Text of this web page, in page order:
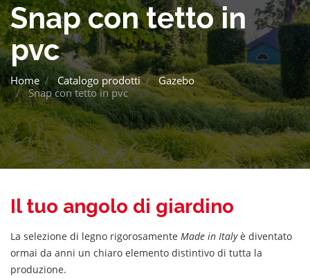
Snap con tetto in
pvc
Home Catalogo prodotti
Gazebo
Snap con tetto in pvc
Il tuo angolo di giardino
La selezione di legno rigorosamente Made in Italyè diventato
ormai da anni un chiaro elemento distintivo di tutta la
produzione.